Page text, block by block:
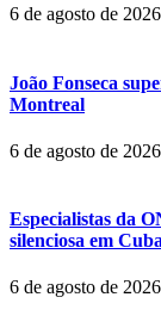
6 de agosto de 2026
João Fonseca
Montreal
6 de agosto de 2026
Especialistas da
silenciosa em Cuba
6 de agosto de 2026